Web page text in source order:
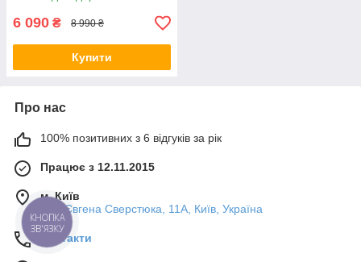
6 090 ₴ 8 990 ₴
Купити
Про нас
100% позитивних з 6 відгуків за рік
Працює з 12.11.2015
м. Київ
вул. Євгена Сверстюка, 11А, Київ, Україна
Контакти
КНОПКА
ЗВ'ЯЗКУ